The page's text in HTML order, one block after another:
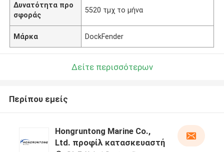
Δυνατότητα προ
σφοράς
5520 τμχ το μήνα
Μάρκα DockFender
Δείτε περισσότερων
Περίπου εμείς
Hongruntong Marine Co.,
Ltd. προφίλ κατασκευαστή